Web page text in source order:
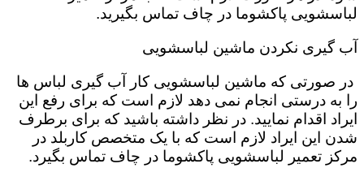
لباسشویی پاکشوما در چاف تماس بگیرید.
آب گیری نکردن ماشین لباسشویی
در صورتی که ماشین لباسشویی کار آب گیری لباس ها
را به درستی انجام نمی دهد لازم است که برای رفع این
ایراد اقدام نمایید. در نظر داشته باشید که برای برطرف
شدن این ایراد لازم است که با یک متخصص کاربلد در
مرکز تعمیر لباسشویی پاکشوما در چاف تماس بگیرد.